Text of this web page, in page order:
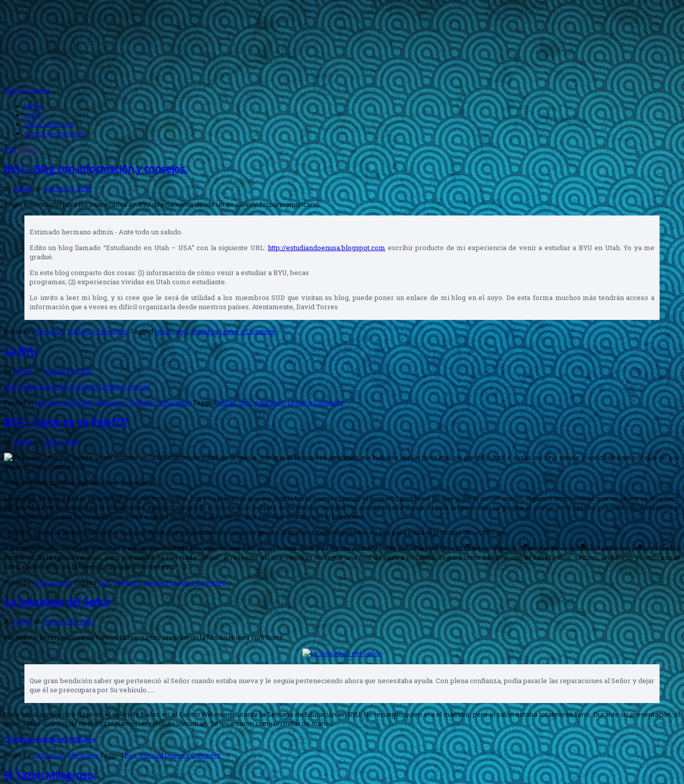
Skip to content
Home
Indice
Otros sitios SUD
Acerca de Cumorah
RSSGallery
BYU – Blog con información y consejos.
Byadmin onagosto 27, 2009
Y mas información para los interesados en BYU directamente desde un ex alumno hispanoamericano.
Estimado hermano admin.- Ante todo un saludo.
Edito un blog llamado “Estudiando en Utah – USA” con la siguiente URL:http://estudiandoenusa.blogspot.com escribir producto de mi experiencia de venir a estudiar a BYU en Utah. Yo ya me
gradué.
En este blog comparto dos cosas: (1) información de cómo venir a estudiar a BYU, becas
programas; (2) experiencias vividas en Utah como estudiante.
Lo invito a leer mi blog, y si cree que le será de utilidad a los miembros SUD que visitan su blog, puede poner un enlace de mi blog en el suyo. De esta forma muchos más tendrán acceso a
información que a veces es difícil organizarla desde nuestros países. Atentamente, David Torres
Posted inRecursos,Trabajo y Educacion Taggedbecas,byu,estudiosLeave a Comment
La BYU
Byadminonagosto 27, 2009
http://www.cumorah.org/2012/12/09/byu-becas
Posted inArticulos Originales,Recursos,Trabajo y EducacionTaggedbecas,byu,educacionLeave a Comment
BYU – Como es mi Pelo????
By adminon julio 6, 2009
Por suerte yo no estudie en la BYU, la universidad de la Iglesia, por que si lo hubiese intentado me hubiese ido un poco mal, no por dificultad o cosas asi sino simple y sencillamente por que yo soy
chascon, muy chascon. 🙂
nota: chascon significa algo asi como “pelucon”
La verdad, es que a pesar de tener un pelo hermoso, sano, liso y suave (es lo que me dice la barbi siempre), tengo el pequeño problema de que si me lo cortan mucho, digamos simplemente que no se me ve muy bien.
Así que durante mi tiempo en la universidad, trabajo, postgrado e inclusive un poquito en la misión, siempre he acostumbrado a usar el pelo un poco mas largo que el común y me resisto y resisto hasta el ultimo el
cortarmelo, hasta que ya no puedo ver nada a causa de la chasquilla y tengo que agendar una cita con el peluquero.
Uhhhhh!, y todo lo anterior sin contar que soy de los que se afeitan solo los domingos en la mañana. Definitivamente, no soy para nada el prototipo de un BYU guy.
Y a ustedes como les iria si quisieran ir a esa universidad?. Les adjunto una foto de un folleto de la BYU donde aparece como deberían ser los estudiantes, algunos dicen que en realidad, así deberían verse todos los
miembros de la Iglesia varones, pero por suerte no hay nada “oficial” al respecto asi que mientras no llegue una foto de esas a mi capilla, seguiré como siempre, con mi cabello libre, sedoso, ondulante y fortificado al
compas del viento de la libertad, “porque yo lo merezco” 😉
Posted inDiscusionesTaggedbyu,hombres,jovenesLeave a Comment
La Suburban del Señor
By adminonfebrero 28, 2009
Por Jeanne Boren, esposa de Nelson Boren, juntos presidieron la Misión Nueva York Norte.
Que gran bendición saber que perteneció al Señor cuando estaba nueva y le seguía perteneciendo ahora que necesitaba ayuda. Con plena confianza, podía pasarle las reparaciones al Señor y dejar
que él se preocupara por Su vehículo……
Hace años asistí a una clase en el salón de bailes en el Centro Wilkinson durante la Semana de Educación en BYU. No recuerdo quien era el maestro, pero el salón estaba totalmente lleno. Durante su presentación, él
quiso saber cuántos de nosotros teníamos un vehículo Suburban. Se levantaron como un millar de manos.
Continua leyendo el Artículo »
Posted inDiscursos,MensajesTaggedbyu,InfosudLeave a Comment
El Tazon Milagroso.